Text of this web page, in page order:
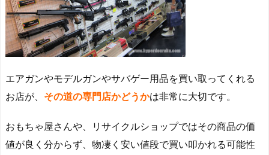
エアガンやモデルガンやサバゲー用品を買い取ってくれる
お店が、 その道の専門店かどうかは非常に大切です。
おもちゃ屋さんや、リサイクルショップではその商品の価
値が良く分からず、物凄く安い値段で買い叩かれる可能性